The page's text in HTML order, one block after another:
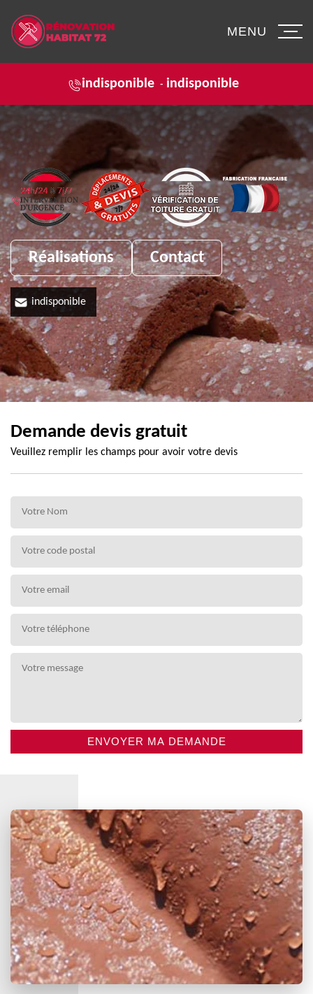
indisponible - indisponible
MENU
Réalisations Contact
indisponible
Demande devis gratuit
Veuillez remplir les champs pour avoir votre devis